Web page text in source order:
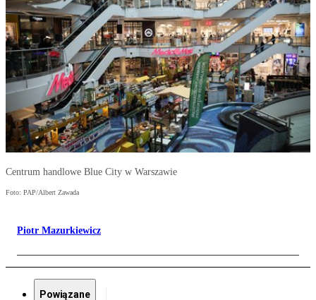
Centrum handlowe Blue City w Warszawie
Foto: PAP/Albert Zawada
Piotr Mazurkiewicz
Powiązane